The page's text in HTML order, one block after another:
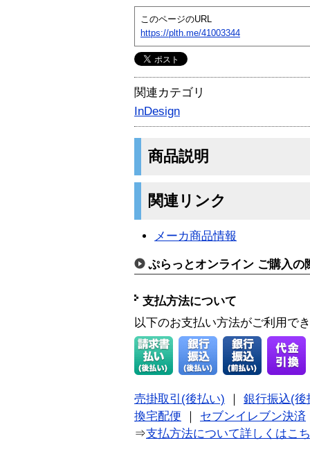
このページのURL
https://plth.me/41003344
関連カテゴリ
InDesign
商品説明
関連リンク
メーカ商品情報
ぷらっとオンライン ご購入の
支払方法について
以下のお支払い方法がご利用で
売掛取引(後払い)
銀行振込(後
換宅配便
セブンイレブン決済
⇒支払方法について詳しくはこ